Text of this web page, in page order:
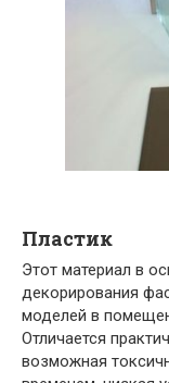
Пластик
Этот материал в
декорирования
моделей в
Отличается
возможная